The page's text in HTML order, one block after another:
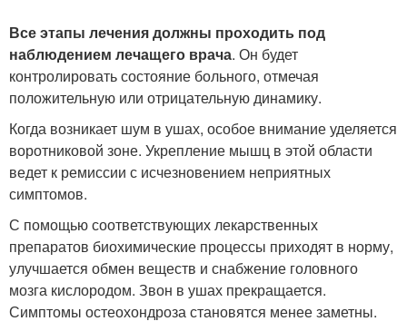
Все этапы лечения должны проходить под
наблюдением лечащего врача. Он будет
контролировать состояние больного, отмечая
положительную или отрицательную динамику.
Когда возникает шум в ушах, особое внимание уделяется
воротниковой зоне. Укрепление мышц в этой области
ведет к ремиссии с исчезновением неприятных
симптомов.
С помощью соответствующих лекарственных
препаратов биохимические процессы приходят в норму,
улучшается обмен веществ и снабжение головного
мозга кислородом. Звон в ушах прекращается.
Симптомы остеохондроза становятся менее заметны.